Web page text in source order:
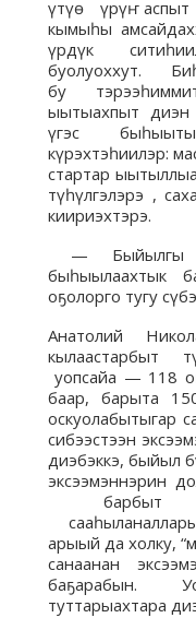
үтүө үрүҥ
кымыһы
үрдүк
буолуоххут.
бу
ыытыахпыт диэн
үгэс
күрэхтэһиилэр:
стартар
түһүлгэлэрэ ,
киириэхтэрэ.
— Быйылгы
быһыылаахтык
оҕолорго тугу
Анатолий
кылаастарбыт
уопсайа — 118
баар, барыта
оскуолабытыгар
сибээстээн
диэбэккэ, быйыл
эксээмэннэрин
барбыт
арыый да холку,
санаанан
баҕарабын.
туттарыахтара